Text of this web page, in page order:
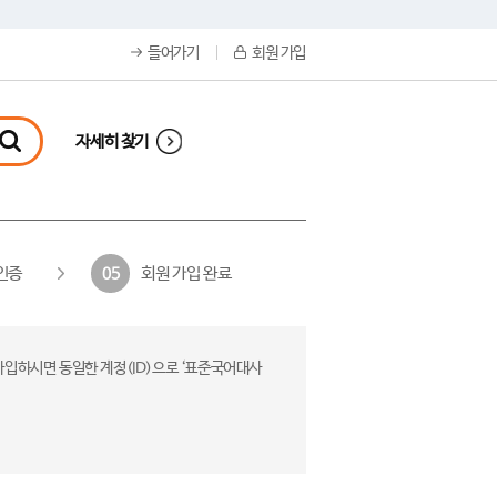
들어가기 회원 가입
자세히 찾기
증 05 회원 가입 완료
하시면 동일한 계정(ID)으로 ‘표준국어대사